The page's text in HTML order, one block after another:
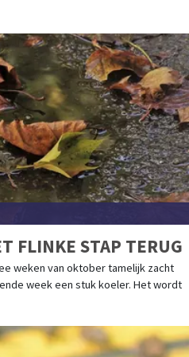
FLINKE STAP TERUG
weken van oktober tamelijk zacht
week een stuk koeler. Het wordt